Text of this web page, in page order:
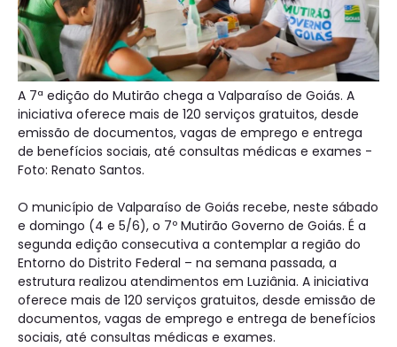
A 7ª edição do Mutirão chega a Valparaíso de Goiás. A
iniciativa oferece mais de 120 serviços gratuitos, desde
emissão de documentos, vagas de emprego e entrega
de benefícios sociais, até consultas médicas e exames -
Foto: Renato Santos.
O município de Valparaíso de Goiás recebe, neste sábado
e domingo (4 e 5/6), o 7º Mutirão Governo de Goiás. É a
segunda edição consecutiva a contemplar a região do
Entorno do Distrito Federal – na semana passada, a
estrutura realizou atendimentos em Luziânia. A iniciativa
oferece mais de 120 serviços gratuitos, desde emissão de
documentos, vagas de emprego e entrega de benefícios
sociais, até consultas médicas e exames.